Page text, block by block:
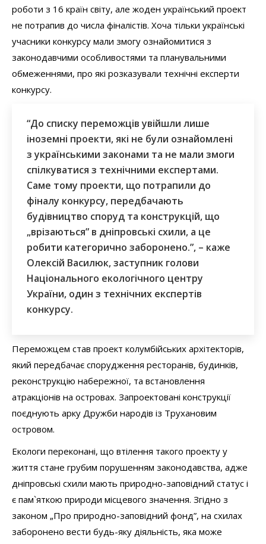
роботи з 16 країн світу, але жоден український проект
не потрапив до числа фіналістів. Хоча тільки українські
учасники конкурсу мали змогу ознайомитися з
законодавчими особливостями та планувальними
обмеженнями, про які розказували технічні експерти
конкурсу.
“До списку переможців увійшли лише
іноземні проекти, які не були ознайомлені
з українськими законами та не мали змоги
спілкуватися з технічними експертами.
Саме тому проекти, що потрапили до
фіналу конкурсу, передбачають
будівництво споруд та конструкцій, що
„врізаються” в дніпровські схили, а це
робити категорично заборонено.”, – каже
Олексій Василюк, заступник голови
Національного екологічного центру
України, один з технічних експертів
конкурсу.
Переможцем став проект колумбійських архітекторів,
який передбачає спорудження ресторанів, будинків,
реконструкцію набережної, та встановлення
атракціонів на островах. Запроектовані конструкції
поєднують арку Дружби народів із Трухановим
островом.
Екологи переконані, що втілення такого проекту у
життя стане грубим порушенням законодавства, адже
дніпровські схили мають природно-заповідний статус і
є пам`яткою природи місцевого значення. Згідно з
законом „Про природно-заповідний фонд”, на схилах
заборонено вести будь-яку діяльність, яка може